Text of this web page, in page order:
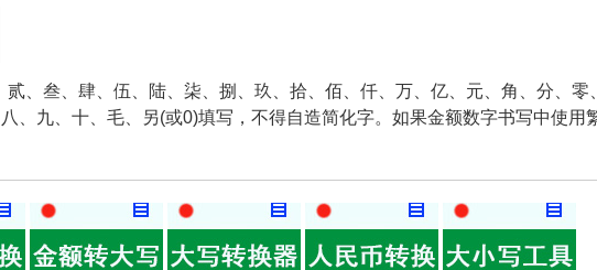
、叁、肆、伍、陆、柒、捌、玖、拾、佰、仟、万、亿、元、角、分、零
、九、十、毛、另(或0)填写，不得自造简化字。如果金额数字书写中使用